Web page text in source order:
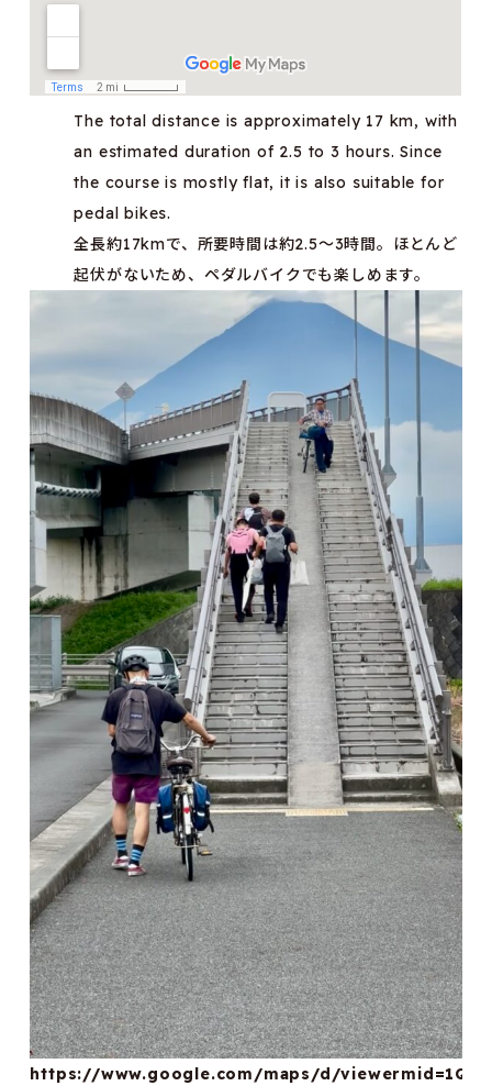
The total distance is approximately 17 km, with
an estimated duration of 2.5 to 3 hours. Since
the course is mostly flat, it is also suitable for
pedal bikes.
全長約17kmで、所要時間は約2.5～3時間。ほとんど
起伏がないため、ペダルバイクでも楽しめます。
https://www.google.com/maps/d/